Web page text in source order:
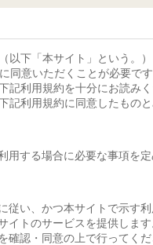
以下「本サイト」という。
同意いただくことが必要です
記利用規約を十分にお読み
記利用規約に同意したもの
用する場合に必要な事項を
従い、かつ本サイトで示す
イトのサービスを提供しま
確認・同意の上で行ってく